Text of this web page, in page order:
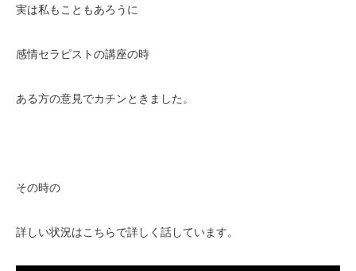
実は私もこともあろうに
感情セラピストの講座の時
ある方の意見でカチンときました。
その時の
詳しい状況はこちらで詳しく話しています。